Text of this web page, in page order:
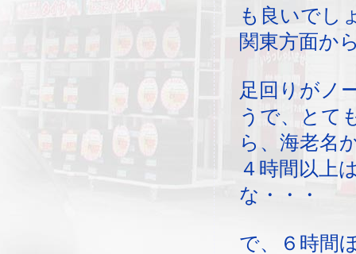
も良いでし
関東方面か
足回りがノ
うで、とて
ら、海老名
４時間以上
な・・・
で、６時間